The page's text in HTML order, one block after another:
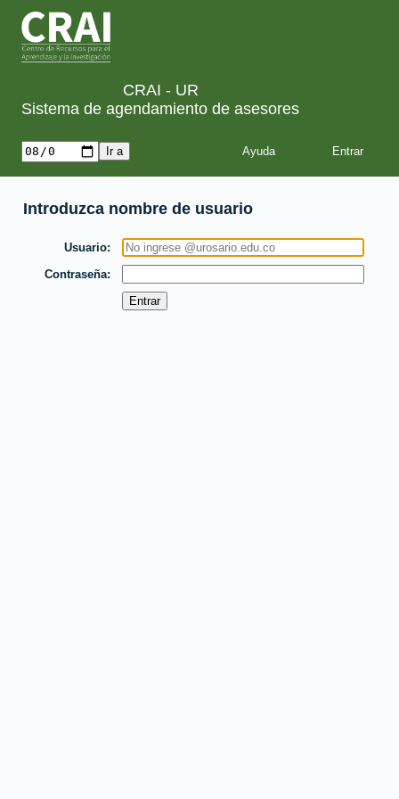
CRAI - UR
Sistema de agendamiento de asesores
Ayuda
Introduzca nombre de usuario
Usuario
Contraseña